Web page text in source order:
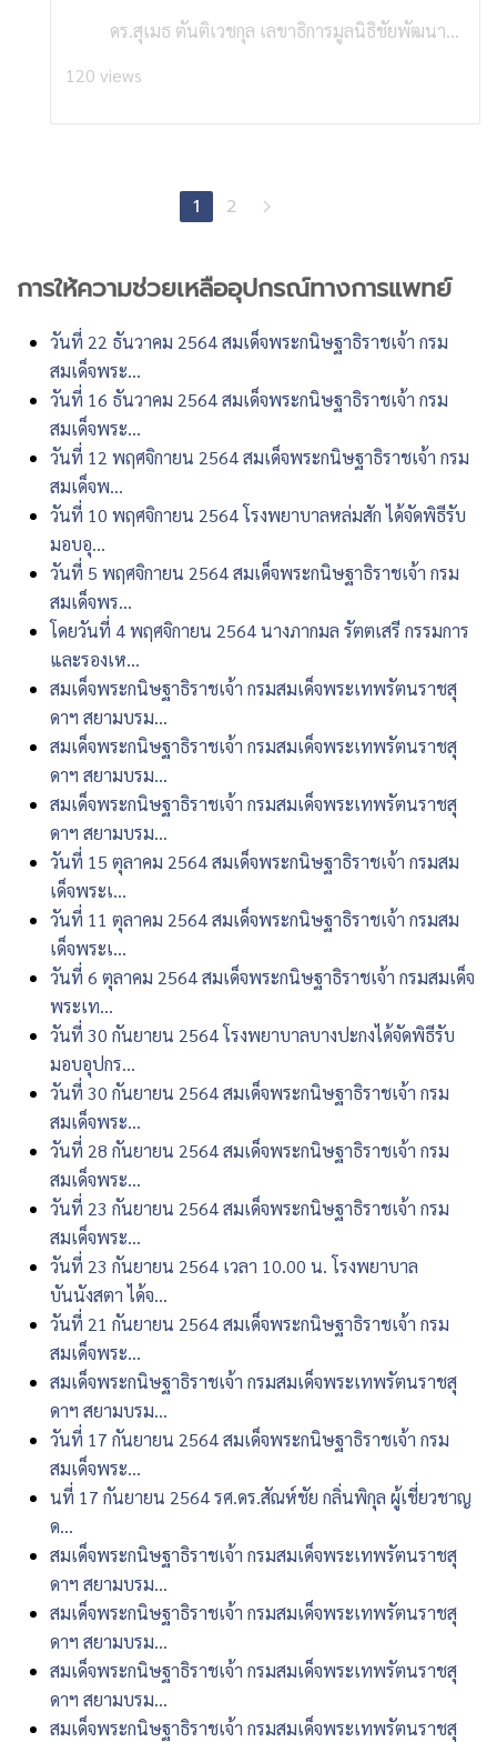
ดร.สุเมธ ตันติเวชกุล เลขาธิการมูลนิธิชัยพัฒนา...
120 views
1 2
การให้ความช่วยเหลืออุปกรณ์ทางการแพทย์
วันที่ 22 ธันวาคม 2564 สมเด็จพระกนิษฐาธิราชเจ้า กรม
สมเด็จพระ...
วันที่ 16 ธันวาคม 2564 สมเด็จพระกนิษฐาธิราชเจ้า กรม
สมเด็จพระ...
วันที่ 12 พฤศจิกายน 2564 สมเด็จพระกนิษฐาธิราชเจ้า กรม
สมเด็จพ...
วันที่ 10 พฤศจิกายน 2564 โรงพยาบาลหล่มสัก ได้จัดพิธีรับ
มอบอุ...
วันที่ 5 พฤศจิกายน 2564 สมเด็จพระกนิษฐาธิราชเจ้า กรม
สมเด็จพร...
โดยวันที่ 4 พฤศจิกายน 2564 นางภากมล รัตตเสรี กรรมการ
และรองเห...
สมเด็จพระกนิษฐาธิราชเจ้า กรมสมเด็จพระเทพรัตนราชสุ
ดาฯ สยามบรม...
สมเด็จพระกนิษฐาธิราชเจ้า กรมสมเด็จพระเทพรัตนราชสุ
ดาฯ สยามบรม...
สมเด็จพระกนิษฐาธิราชเจ้า กรมสมเด็จพระเทพรัตนราชสุ
ดาฯ สยามบรม...
วันที่ 15 ตุลาคม 2564 สมเด็จพระกนิษฐาธิราชเจ้า กรมสม
เด็จพระเ...
วันที่ 11 ตุลาคม 2564 สมเด็จพระกนิษฐาธิราชเจ้า กรมสม
เด็จพระเ...
วันที่ 6 ตุลาคม 2564 สมเด็จพระกนิษฐาธิราชเจ้า กรมสมเด็จ
พระเท...
วันที่ 30 กันยายน 2564 โรงพยาบาลบางปะกงได้จัดพิธีรับ
มอบอุปกร...
วันที่ 30 กันยายน 2564 สมเด็จพระกนิษฐาธิราชเจ้า กรม
สมเด็จพระ...
วันที่ 28 กันยายน 2564 สมเด็จพระกนิษฐาธิราชเจ้า กรม
สมเด็จพระ...
วันที่ 23 กันยายน 2564 สมเด็จพระกนิษฐาธิราชเจ้า กรม
สมเด็จพระ...
วันที่ 23 กันยายน 2564 เวลา 10.00 น. โรงพยาบาล
บันนังสตา ได้จ...
วันที่ 21 กันยายน 2564 สมเด็จพระกนิษฐาธิราชเจ้า กรม
สมเด็จพระ...
สมเด็จพระกนิษฐาธิราชเจ้า กรมสมเด็จพระเทพรัตนราชสุ
ดาฯ สยามบรม...
วันที่ 17 กันยายน 2564 สมเด็จพระกนิษฐาธิราชเจ้า กรม
สมเด็จพระ...
นที่ 17 กันยายน 2564 รศ.ดร.สัณห์ชัย กลิ่นพิกุล ผู้เชี่ยวชาญ
ด...
สมเด็จพระกนิษฐาธิราชเจ้า กรมสมเด็จพระเทพรัตนราชสุ
ดาฯ สยามบรม...
สมเด็จพระกนิษฐาธิราชเจ้า กรมสมเด็จพระเทพรัตนราชสุ
ดาฯ สยามบรม...
สมเด็จพระกนิษฐาธิราชเจ้า กรมสมเด็จพระเทพรัตนราชสุ
ดาฯ สยามบรม...
สมเด็จพระกนิษฐาธิราชเจ้า กรมสมเด็จพระเทพรัตนราชสุ